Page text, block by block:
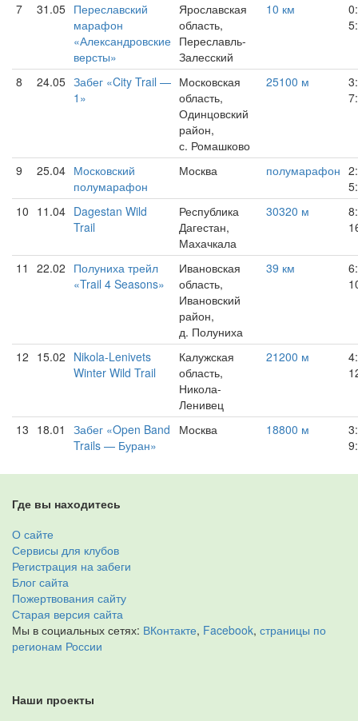
7 31.05 Переславский
марафон
«Александровские
версты»
Ярославская
область,
Переславль-
Залесский
10 км
8 24.05 Забег «City Trail —
1»
Московская
область,
Одинцовский
район,
с. Ромашково
25100 м
9 25.04 Московский
полумарафон
Москва полумарафон
10 11.04 Dagestan Wild
Trail
Республика
Дагестан,
Махачкала
30320 м
11 22.02 Полуниха трейл
«Trail 4 Seasons»
Ивановская
область,
Ивановский
район,
д. Полуниха
39 км
12 15.02 Nikola-Lenivets
Winter Wild Trail
Калужская
область,
Никола-
Ленивец
21200 м
13 18.01
Забег «Open Band
Trails — Буран»
Москва 18800 м
Где вы находитесь
О сайте
Сервисы для клубов
Регистрация на забеги
Блог сайта
Пожертвования сайту
Старая версия сайта
Мы в социальных сетях: ВКонтакте, Facebook, страницы по
регионам России
Наши проекты